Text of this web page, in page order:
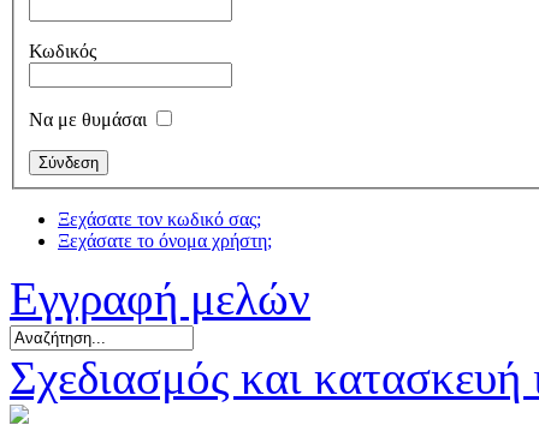
Κωδικός
Να με θυμάσαι
Ξεχάσατε τον κωδικό σας;
Ξεχάσατε το όνομα χρήστη;
Εγγραφή μελών
Σχεδιασμός και